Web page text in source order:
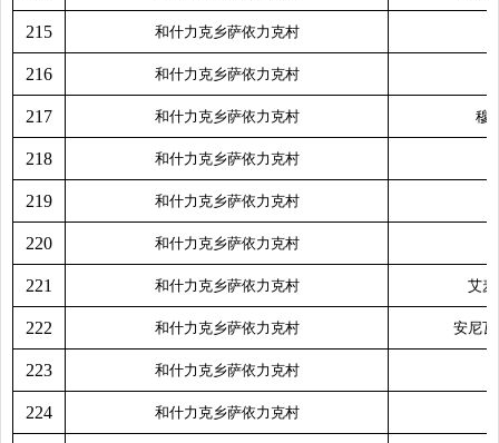
215 和什力克乡萨依力克村
216 和什力克乡萨依力克村
217 和什力克乡萨依力克村 穆
218 和什力克乡萨依力克村
219 和什力克乡萨依力克村
220 和什力克乡萨依力克村
221 和什力克乡萨依力克村 艾麦
222 和什力克乡萨依力克村 安尼瓦
223 和什力克乡萨依力克村
224 和什力克乡萨依力克村